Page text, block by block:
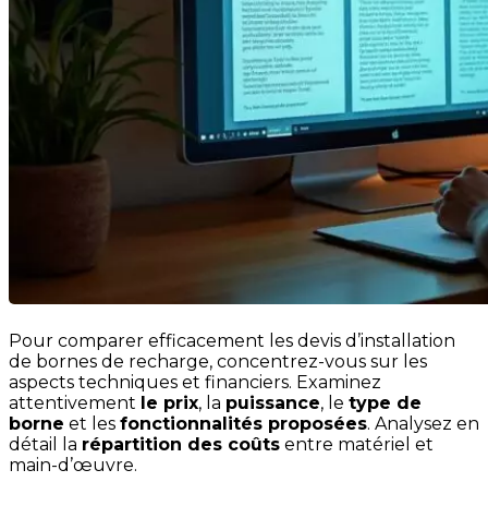
Pour comparer efficacement les devis d’installation
de bornes de recharge, concentrez-vous sur les
aspects techniques et financiers. Examinez
attentivement le prix, la puissance, le type de
borne et les fonctionnalités proposées. Analysez en
détail la répartition des coûts entre matériel et
main-d’œuvre.